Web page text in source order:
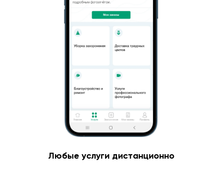
Любые услуги дистанционно